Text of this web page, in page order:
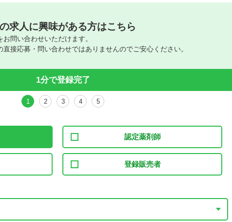
求人に興味がある方はこちら
問い合わせいただけます。
直接応募・問い合わせではありませんのでご安心ください。
1分で登録完了
1 2 3 4 5
認定薬剤師
登録販売者